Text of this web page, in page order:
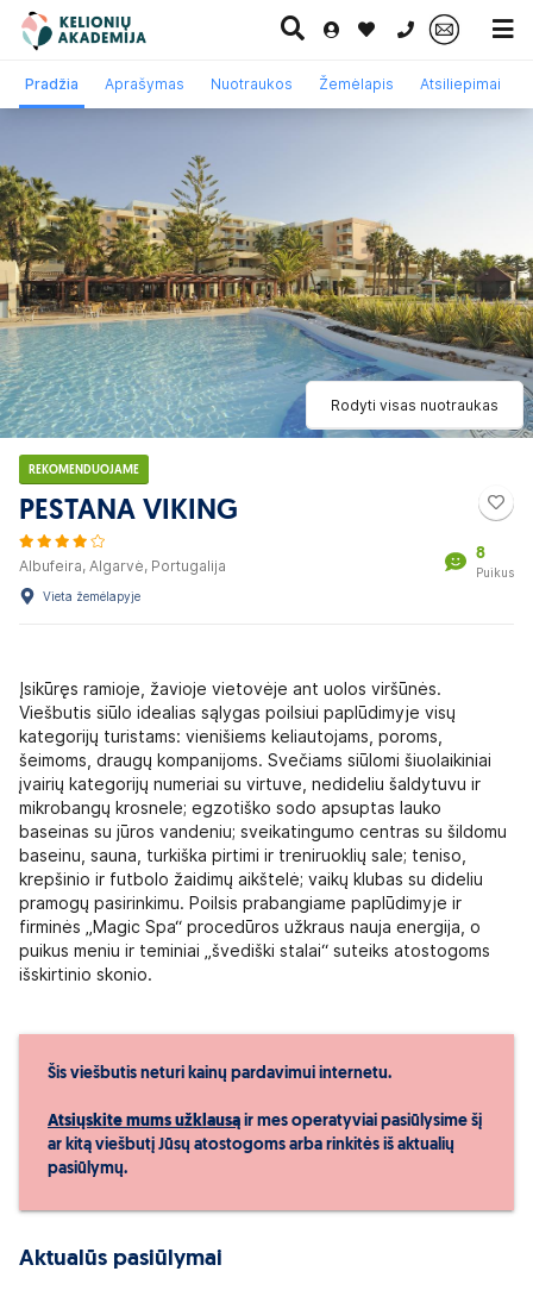
0 700 11007
Paskutinė
minutė
Pažintinės
kelionės
Rodyti visas nuotraukas
REKOMENDUOJAME
PESTANA VIKING
Albufeira, Algarvė, Portugalija
8
Puikus
Vieta žemėlapyje
Įsikūręs ramioje, žavioje vietovėje ant uolos viršūnės.
Viešbutis siūlo idealias sąlygas poilsiui paplūdimyje visų
kategorijų turistams: vienišiems keliautojams, poroms,
šeimoms, draugų kompanijoms. Svečiams siūlomi šiuolaikiniai
įvairių kategorijų numeriai su virtuve, nedideliu šaldytuvu ir
mikrobangų krosnele; egzotiško sodo apsuptas lauko
baseinas su jūros vandeniu; sveikatingumo centras su šildomu
baseinu, sauna, turkiška pirtimi ir treniruoklių sale; teniso,
krepšinio ir futbolo žaidimų aikštelė; vaikų klubas su dideliu
pramogų pasirinkimu. Poilsis prabangiame paplūdimyje ir
firminės „Magic Spa“ procedūros užkraus nauja energija, o
puikus meniu ir teminiai „švediški stalai“ suteiks atostogoms
išskirtinio skonio.
Pradžia Aprašymas Nuotraukos Žemėlapis Atsiliepimai
Šis viešbutis neturi kainų pardavimui internetu.
Atsiųskite mums užklausą ir mes operatyviai pasiūlysime šį
ar kitą viešbutį Jūsų atostogoms arba rinkitės iš aktualių
pasiūlymų.
Aktualūs pasiūlymai